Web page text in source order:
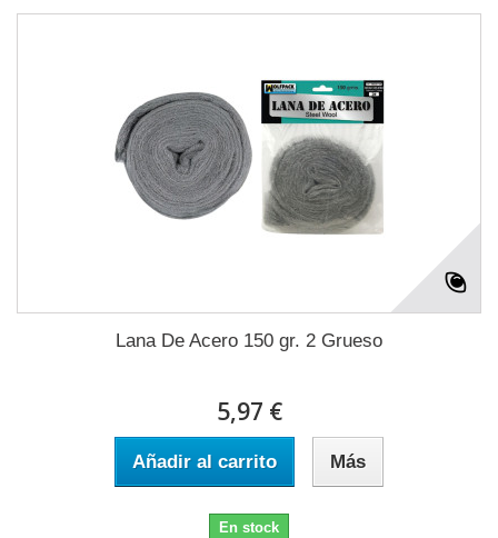
Lana De Acero 150 gr. 2 Grueso
5,97 €
Añadir al carrito Más
En stock